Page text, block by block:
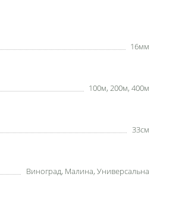
16мм
100м, 200м, 400м
33см
Виноград, Малина, Универсальна